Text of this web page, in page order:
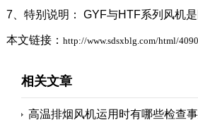
7、特别说明： GYF与HTF系列风机是
本文链接： http://www.sdsxblg.com/html/
相关文章
高温排烟风机运用时有哪些检查